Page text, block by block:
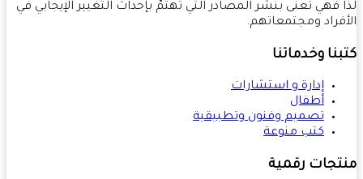
فهي تعنى بنشر المصادر التي تهتمُّ بإحداث التغيير الإيجابي في
ومجتمعاتهم.
وخدماتنا
إدارة و استشارات
أطفال
تصميم وفنون وتطبيقية
كتب منوعة
رقمية